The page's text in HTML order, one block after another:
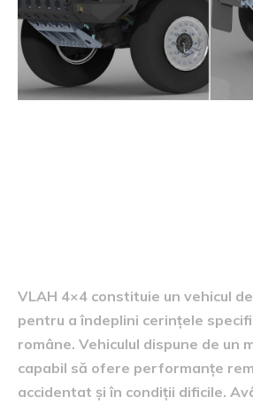
VLAH 4×4 constituie un vehicul
pentru a îndeplini cerințele
române. Vehiculul dispune de un
capabil să ofere performanțe
accidentat și în condiții dificile.